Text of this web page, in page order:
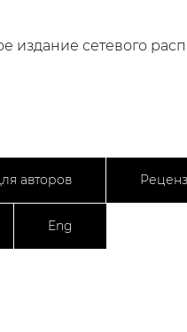
издание сетевого
авторов
Eng